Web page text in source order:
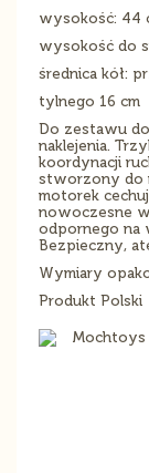
wysokość: 44
wysokość do
średnica kół:
tylnego 16 cm
Do zestawu
naklejenia.
koordynacji
stworzony do
motorek
nowoczesne
odpornego na
Bezpieczny,
Wymiary
Produkt Polski